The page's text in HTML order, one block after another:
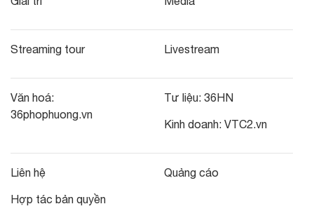
Streaming tour Livestream
Văn hoá:
36phophuong.vn
Tư liệu: 36HN
Kinh doanh: VTC2.vn
Liên hệ
Hợp tác bản quyền
Quảng cáo